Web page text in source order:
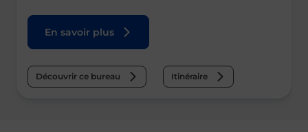
En savoir plus
Découvrir ce bureau Itinéraire